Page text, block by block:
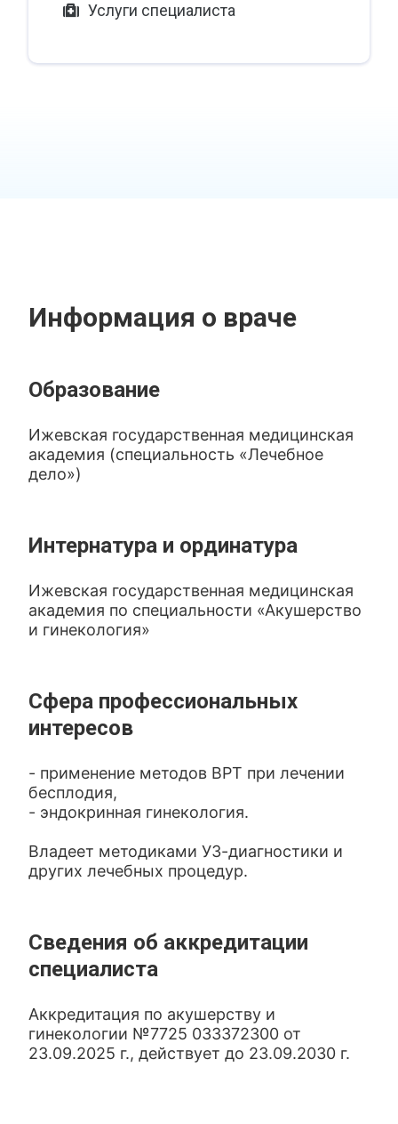
Услуги специалиста
Информация о враче
Образование
Ижевская государственная медицинская
академия (специальность «Лечебное
дело»)
Интернатура и ординатура
Ижевская государственная медицинская
академия по специальности «Акушерство
и гинекология»
Сфера профессиональных
интересов
- применение методов ВРТ при лечении
бесплодия,
- эндокринная гинекология.
Владеет методиками УЗ-диагностики и
других лечебных процедур.
Сведения об аккредитации
специалиста
Аккредитация по акушерству и
гинекологии №7725 033372300 от
23.09.2025 г., действует до 23.09.2030 г.